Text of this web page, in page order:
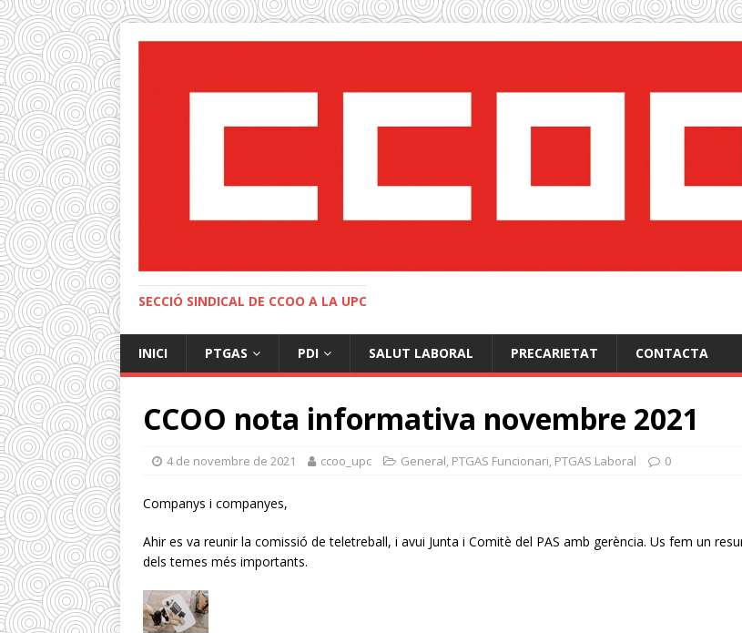
SECCIÓ SINDICAL DE CCOO A LA UPC
INICI PTGAS PDI SALUT LABORAL PRECARIETAT CONTACTA
CCOO nota informativa novembre 2021
4 de novembre de 2021 ccoo_upc General, PTGAS Funcionari, PTGAS Laboral 0
Companys i companyes,
Ahir es va reunir la comissió de teletreball, i avui Junta i Comitè del PAS amb gerència. Us fem un
dels temes més importants.